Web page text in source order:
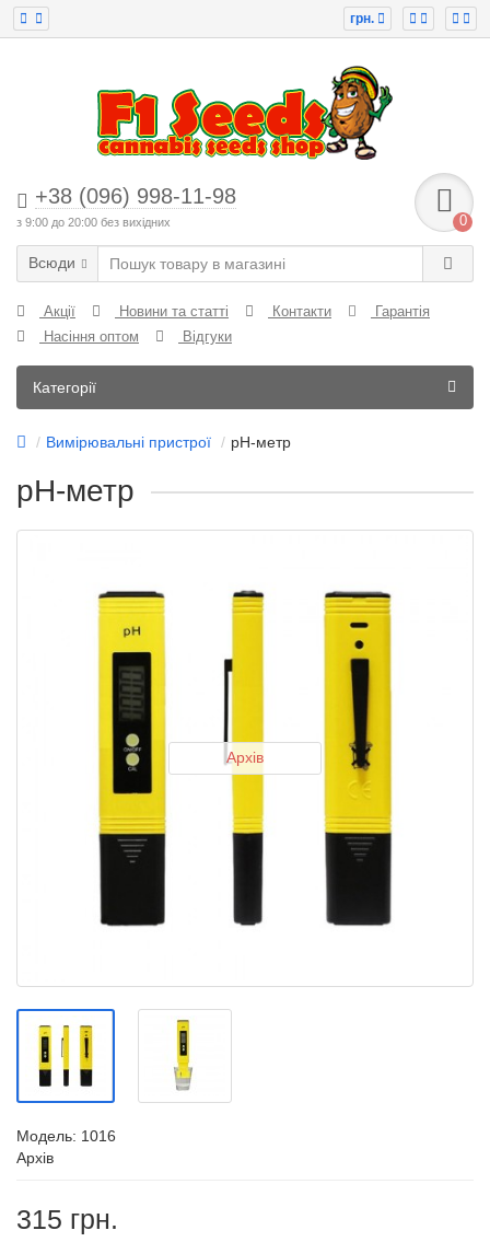
грн.
+38 (096) 998-11-98
з 9:00 до 20:00 без вихідних 0
Всюди
Акції Новини та статті Контакти
Гарантія
Насіння оптом
Відгуки
Категорії
Вимірювальні пристрої рН-метр
рН-метр
Архів
Модель: 1016
Архів
315 грн.